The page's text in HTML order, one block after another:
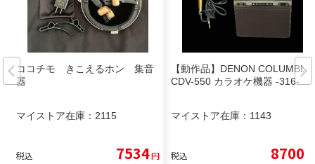
ココチモ きこえるホン 集音
器
マイストア在庫： 2115
税込 7534円
【動作品】DENON COLUMBIA
CDV-550 カラオケ機器 -316-
マイストア在庫： 1143
税込 8700